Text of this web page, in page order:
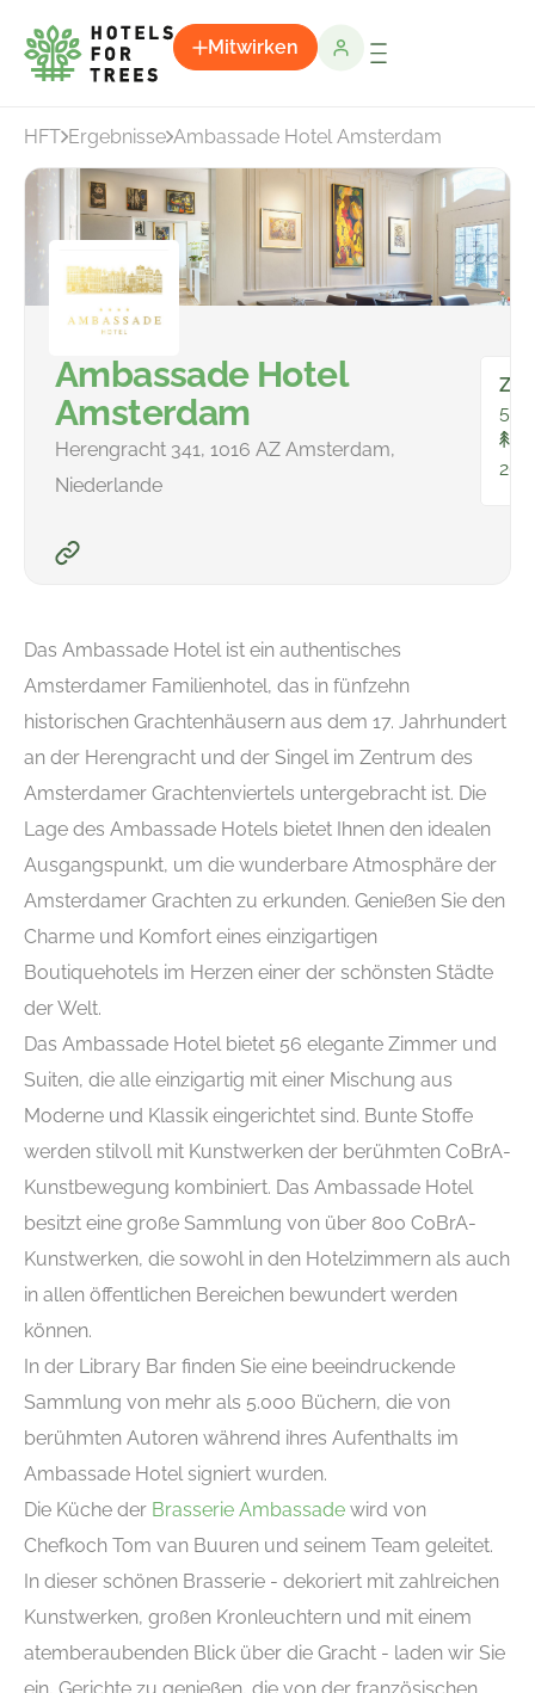
Mitwirken
HFT Ergebnisse Ambassade Hotel Amsterdam
Ambassade Hotel
Amsterdam
Herengracht 341, 1016 AZ Amsterdam,
Niederlande
56
Das Ambassade Hotel ist ein authentisches
Amsterdamer Familienhotel, das in fünfzehn
historischen Grachtenhäusern aus dem 17. Jahrhundert
an der Herengracht und der Singel im Zentrum des
Amsterdamer Grachtenviertels untergebracht ist. Die
Lage des Ambassade Hotels bietet Ihnen den idealen
Ausgangspunkt, um die wunderbare Atmosphäre der
Amsterdamer Grachten zu erkunden. Genießen Sie den
Charme und Komfort eines einzigartigen
Boutiquehotels im Herzen einer der schönsten Städte
der Welt.
Das Ambassade Hotel bietet 56 elegante Zimmer und
Suiten, die alle einzigartig mit einer Mischung aus
Moderne und Klassik eingerichtet sind. Bunte Stoffe
werden stilvoll mit Kunstwerken der berühmten CoBrA-
Kunstbewegung kombiniert. Das Ambassade Hotel
besitzt eine große Sammlung von über 800 CoBrA-
Kunstwerken, die sowohl in den Hotelzimmern als auch
in allen öffentlichen Bereichen bewundert werden
können.
In der Library Bar finden Sie eine beeindruckende
Sammlung von mehr als 5.000 Büchern, die von
berühmten Autoren während ihres Aufenthalts im
Ambassade Hotel signiert wurden.
Die Küche der Brasserie Ambassade wird von
Chefkoch Tom van Buuren und seinem Team geleitet.
In dieser schönen Brasserie - dekoriert mit zahlreichen
Kunstwerken, großen Kronleuchtern und mit einem
atemberaubenden Blick über die Gracht - laden wir Sie